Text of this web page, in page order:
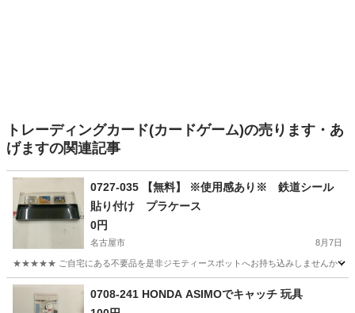
トレーディングカード(カードゲーム)の売ります・あ
げますの関連記事
0727-035 【無料】 ※使用感あり※ 鉄道シール
貼り付け プラケース
0円
名古屋市 8月7日
★★★★★ ご自宅にある不要品を是非ジモティースポットへお持ち込みしませんか？
愛知 名古屋市 0708-241 HONDA ASIMOでキャッチ 玩具